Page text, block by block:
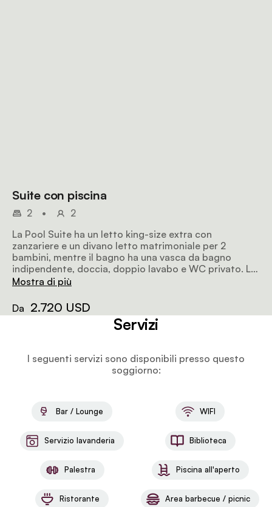
Suite con piscina
2 •
2
La Pool Suite ha un letto king-size extra con
zanzariere e un divano letto matrimoniale per 2
bambini, mentre il bagno ha una vasca da bagno
indipendente, doccia, doppio lavabo e WC privato. La
suite ha anche una terrazza e una piscina privata, oltre
Mostra di più
Da 2.720 USD
Servizi
I seguenti servizi sono disponibili presso questo
soggiorno:
Bar / Lounge WIFI
Servizio lavanderia Biblioteca
Palestra Piscina all'aperto
Ristorante Area barbecue / picnic